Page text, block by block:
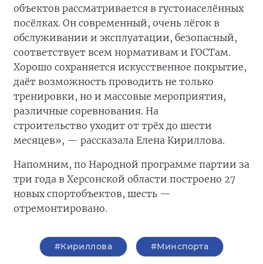
объектов рассматривается в густонаселённых
посёлках. Он современный, очень лёгок в
обслуживании и эксплуатации, безопасный,
соответствует всем нормативам и ГОСТам.
Хорошо сохраняется искусственное покрытие,
даёт возможность проводить не только
тренировки, но и массовые мероприятия,
различные соревнования. На
строительство уходит от трёх до шести
месяцев», — рассказала Елена Кириллова.
Напомним, по Народной программе партии за
три года в Херсонской области построено 27
новых спортобъектов, шесть —
отремонтировано.
#Кириллова #Минспорта